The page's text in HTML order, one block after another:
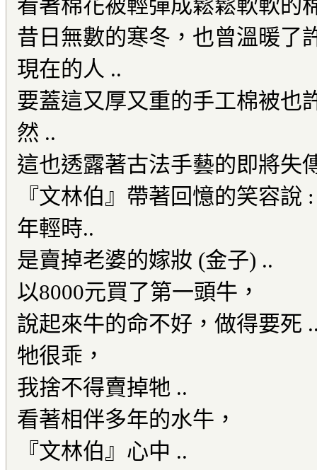
看著棉花被輕彈成鬆鬆軟軟的
昔日無數的寒冬，也曾溫暖了
現在的人 ..
要蓋這又厚又重的手工棉被也
然 ..
這也透露著古法手藝的即將失
『文林伯』帶著回憶的笑容說 :
年輕時..
是賣掉老婆的嫁妝 (金子) ..
以8000元買了第一頭牛，
說起來牛的命不好，做得要死
牠很乖，
我捨不得賣掉牠 ..
看著相伴多年的水牛，
『文林伯』心中 ..